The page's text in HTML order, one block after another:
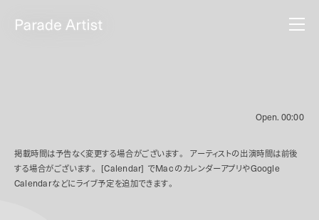
Open. 00:00
掲載時間は予告なく変更する場合がございます。
アーティストの出演時間は前後
する場合がございます。
[Calendar] でMacのカレンダーアプリやGoogle
Calendarなどにライブ予定を追加できます。